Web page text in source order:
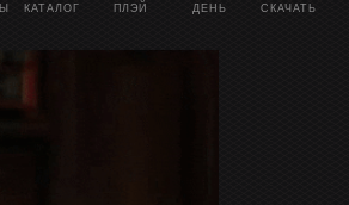
КАТАЛОГ ПЛЭЙ ДЕНЬ СКАЧАТЬ